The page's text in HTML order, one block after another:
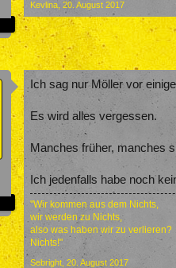
Kevlina 20. August 2017
Ich sag nur Möller vor
Es wird alles vergessen.
Manches früher, manches
Ich jedenfalls habe noch
"Wir kommen aus dem Nichts,
wir werden zu Nichts,
also was haben wir zu verlieren?
Nichts!"
Sebright 20. August 2017